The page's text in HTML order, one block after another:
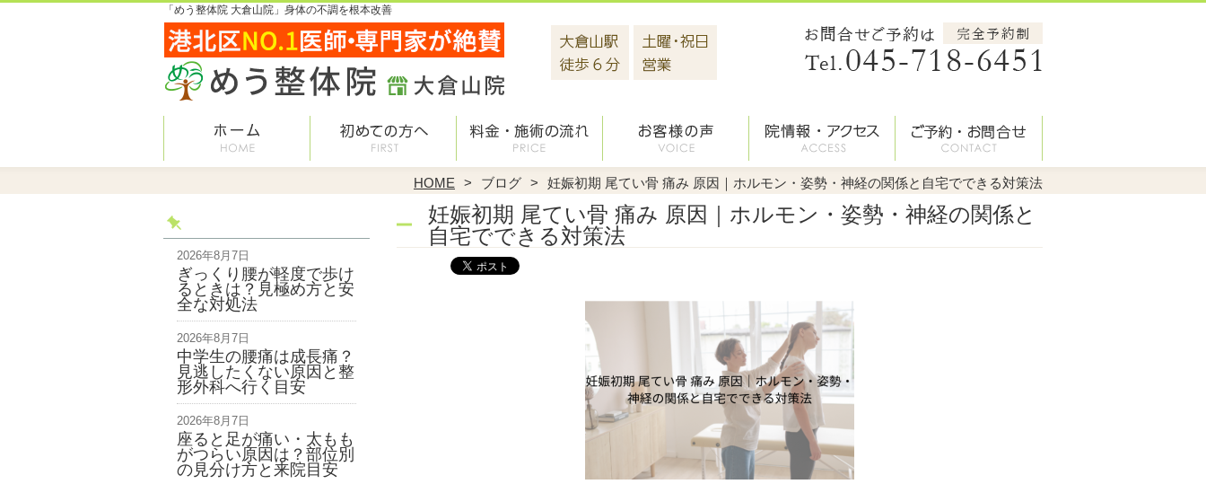
「めう整体院 大倉山院」身体の不調を根本改善
HOME ブログ 妊娠初期 尾てい骨 痛み 原因｜ホルモン・姿勢・神経の関係と自宅でできる対策法
2026年8月7日
ぎっくり腰が軽度で歩け
るときは？見極め方と安
全な対処法
2026年8月7日
中学生の腰痛は成長痛？
見逃したくない原因と整
形外科へ行く目安
2026年8月7日
座ると足が痛い・太もも
がつらい原因は？部位別
の見分け方と来院目安
妊娠初期 尾てい骨 痛み 原因｜ホルモン・姿勢・神経の関係と
自宅でできる対策法